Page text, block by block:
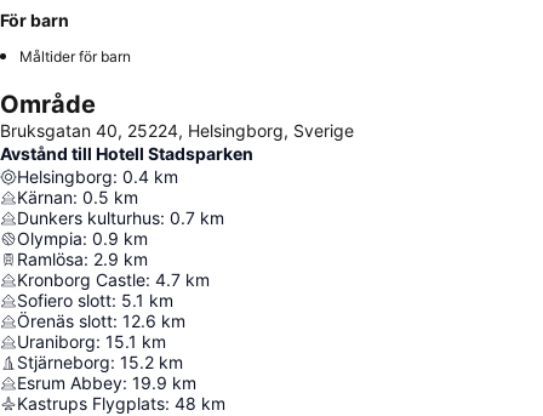
För barn
Måltider för barn
Område
Bruksgatan 40, 25224, Helsingborg, Sverige
Avstånd till Hotell Stadsparken
Helsingborg: 0.4 km
Kärnan: 0.5 km
Dunkers kulturhus: 0.7 km
Olympia: 0.9 km
Ramlösa: 2.9 km
Kronborg Castle: 4.7 km
Sofiero slott: 5.1 km
Örenäs slott: 12.6 km
Uraniborg: 15.1 km
Stjärneborg: 15.2 km
Esrum Abbey: 19.9 km
Kastrups Flygplats: 48 km